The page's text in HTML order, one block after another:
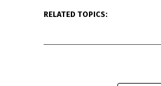
RELATED TOPICS: